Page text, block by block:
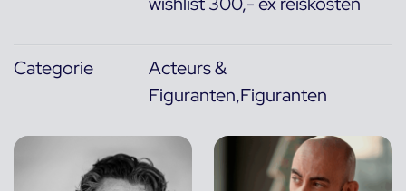
Categorie
Acteurs &
Figuranten,Figuranten